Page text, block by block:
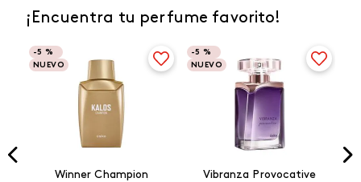
¡Encuentra tu perfume favorito!
-5 %
NUEVO
Winner Champion
-5 %
NUEVO
Vibranza Provocative